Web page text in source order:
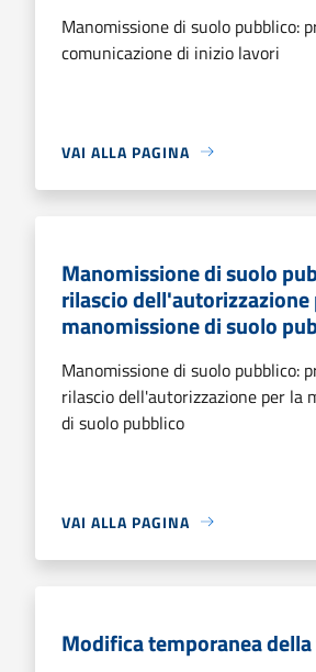
Manomissione di suolo pubblico:
comunicazione di inizio lavori
VAI ALLA PAGINA
Manomissione di suolo
rilascio dell'autorizzazione
manomissione di suolo
Manomissione di suolo pubblico:
rilascio dell'autorizzazione per la
di suolo pubblico
VAI ALLA PAGINA
Modifica temporanea